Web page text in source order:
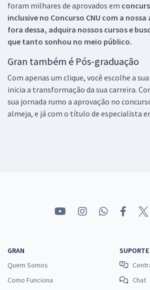
foram milhares de aprovados em
inclusive no Concurso CNU com a nossa
fora dessa, adquira nossos cursos e
que tanto sonhou no meio público.
Gran também é Pós-graduação
Com apenas um clique, você escolhe a
inicia a transformação da sua carreira.
sua jornada rumo a aprovação no
almeja, e já com o título de especialista
GRAN
Quem Somos
Como Funciona
SUPORTE
Chat